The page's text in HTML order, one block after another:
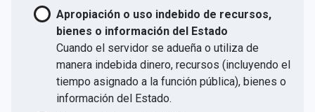
Apropiación o uso indebido de recursos,
bienes o información del Estado
Cuando el servidor se adueña o utiliza de
manera indebida dinero, recursos (incluyendo el
tiempo asignado a la función pública), bienes o
información del Estado.